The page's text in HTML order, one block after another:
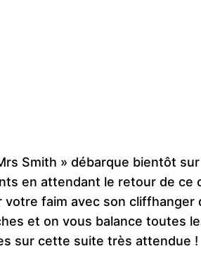
Smith » débarque bientôt
en attendant le retour de ce
votre faim avec son cliffhanger
et on vous balance toutes
sur cette suite très attendue !